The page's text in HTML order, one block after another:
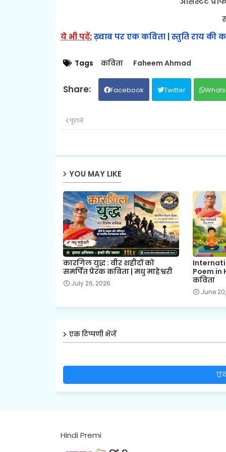
ये भी पढ़ें; ख़्वाब पर एक कविता | स्तुति राय की
Tags कविता Faheem Ahmad
Facebook Twitter
पुराने
YOU MAY LIKE
कारगिल युद्ध : वीर शहीदों को
समर्पित प्रेरक कविता | मधु माहेश्वरी
July 26, 2026
Poem in
कविता
June
एक टिप्पणी भेजें
Hindi Premi